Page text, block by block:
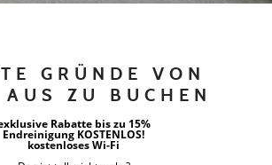
GRÜNDE VON
ZU BUCHEN
Rabatte bis zu 15%
Endreinigung KOSTENLOS!
kostenloses Wi-Fi